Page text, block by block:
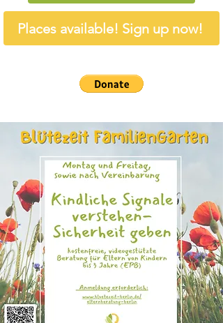
Places available! Sign up now!